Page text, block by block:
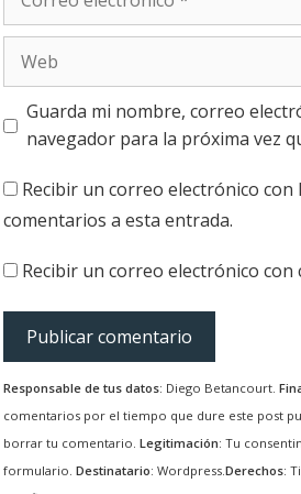
electrónico
Guarda mi nombre, correo
navegador para la próxima vez
Recibir un correo electrónico con
comentarios a esta entrada.
Recibir un correo electrónico con
Responsable de tus datos: Diego Betancourt.
comentarios por el tiempo que dure este post
borrar tu comentario. Legitimación: Tu
formulario. Destinatario: Wordpress. Derechos: